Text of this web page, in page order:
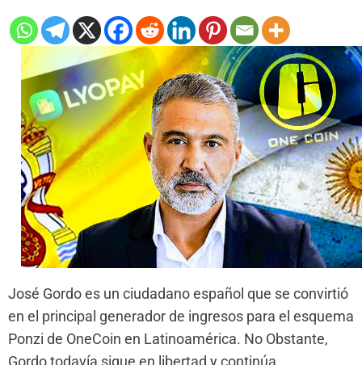
José Gordo es un ciudadano español que se convirtió
en el principal generador de ingresos para el esquema
Ponzi de OneCoin en Latinoamérica. No Obstante,
Gordo todavía sigue en libertad y continúa